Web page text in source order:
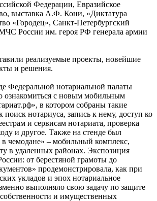
Федерации, Евразийское
выставка А.Ф. Кони, «Диктатура
«Городец», Санкт-Петербургский
России им. героя РФ генерала армии
реализуемые проекты, новейшие
и решения.
Федеральной нотариальной палаты
с новым мобильным
в котором собраны такие
нотариуса, запись к нему, доступ ко
и сервисам нотариата, проверка
и другое. Также на стенде был
в чемодане» – мобильный комплекс,
в удаленных районах. Экспозиция
от берестяной грамоты до
продемонстрировала, как при
укладов и эпох нотариальное
выполняло свою задачу по защите
и имущественных